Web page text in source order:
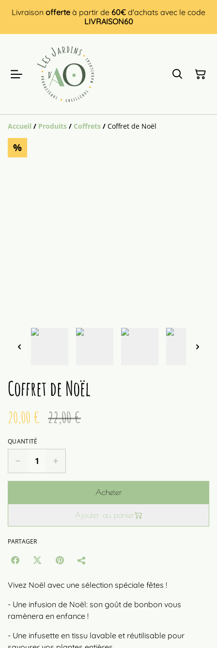
Livraison offerte à partir de 60€ d'achats avec le code
LIVRAISON60
Accueil / Produits / Coffrets / Coffret de Noël
%
Coffret de Noël
20,00 € 22,00 €
QUANTITÉ
Acheter
Ajouter au panier
PARTAGER
Vivez Noël avec une sélection spéciale fêtes !
- Une infusion de Noël: son goût de bonbon vous
ramènera en enfance !
- Une infusette en tissu lavable et réutilisable pour